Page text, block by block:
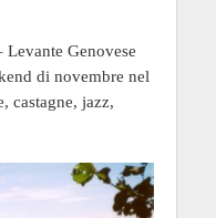
Genovese
di novembre nel
castagne, jazz,